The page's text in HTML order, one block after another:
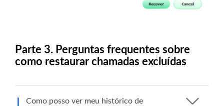
Parte 3. Perguntas frequentes sobre
como restaurar chamadas excluídas
Como posso ver meu histórico de